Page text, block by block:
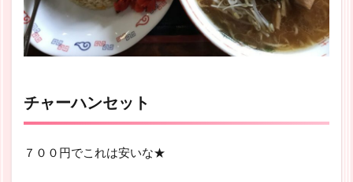
チャーハンセット
７００円でこれは安いな★